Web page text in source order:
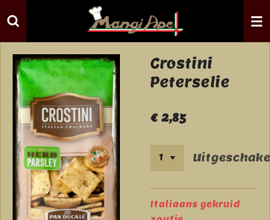
direct
naar
hoofdinhoud
Crostini
Peterselie
€ 2,85
Italiaans gekruid